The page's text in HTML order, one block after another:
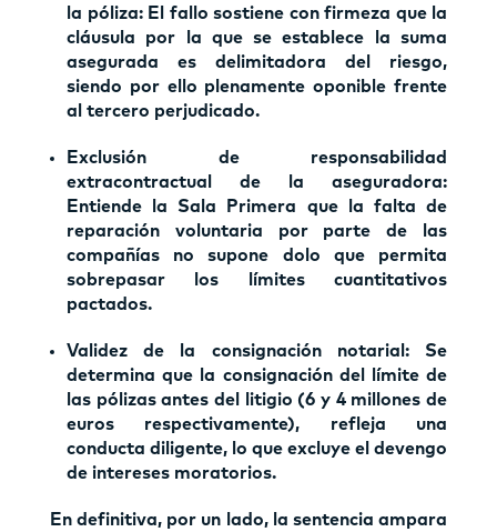
la póliza: El fallo sostiene con firmeza que la
cláusula por la que se establece la suma
asegurada es delimitadora del riesgo,
siendo por ello plenamente oponible frente
al tercero perjudicado.
Exclusión de responsabilidad
extracontractual de la aseguradora:
Entiende la Sala Primera que la falta de
reparación voluntaria por parte de las
compañías no supone dolo que permita
sobrepasar los límites cuantitativos
pactados.
Validez de la consignación notarial: Se
determina que la consignación del límite de
las pólizas antes del litigio (6 y 4 millones de
euros respectivamente),
refleja una
conducta diligente, lo que excluye el devengo
de intereses moratorios.
En definitiva, por un lado, la sentencia ampara